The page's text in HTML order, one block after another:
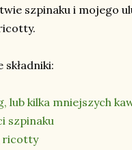
szpinaku i mojego
lub kilka mniejszych
szpinaku
ricotty